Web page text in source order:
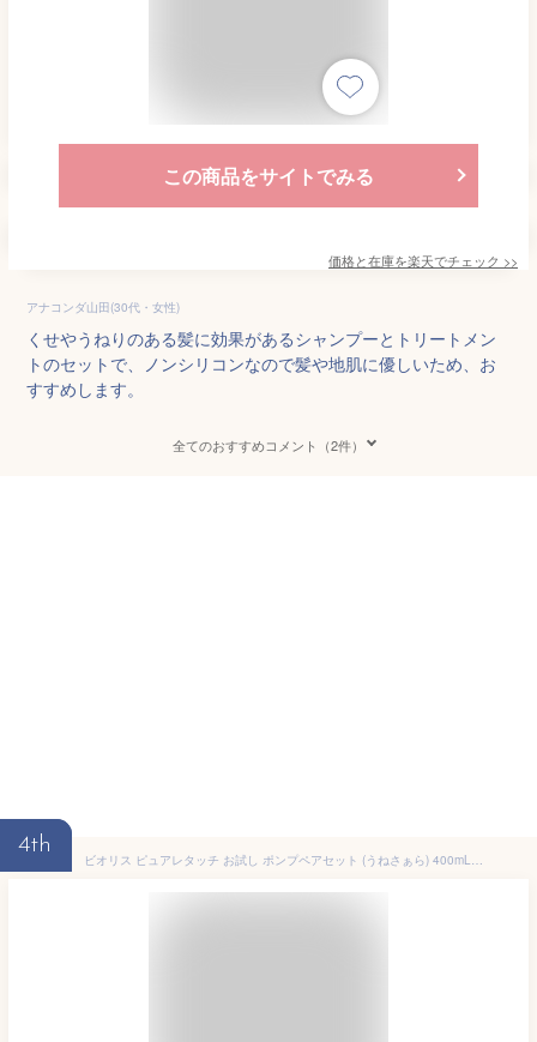
この商品をサイトでみる
価格と在庫を楽天でチェック >>
アナコンダ山田(30代・女性)
くせやうねりのある髪に効果があるシャンプーとトリートメン
トのセットで、ノンシリコンなので髪や地肌に優しいため、お
すすめします。
全てのおすすめコメント（2件）
4th
ビオリス ピュアレタッチ お試し ポンプペアセット (うねさぁら) 400mL+400mL シャンプー トリートメント ストレートタイプ まっすぐ さらさら くせ毛 うねり